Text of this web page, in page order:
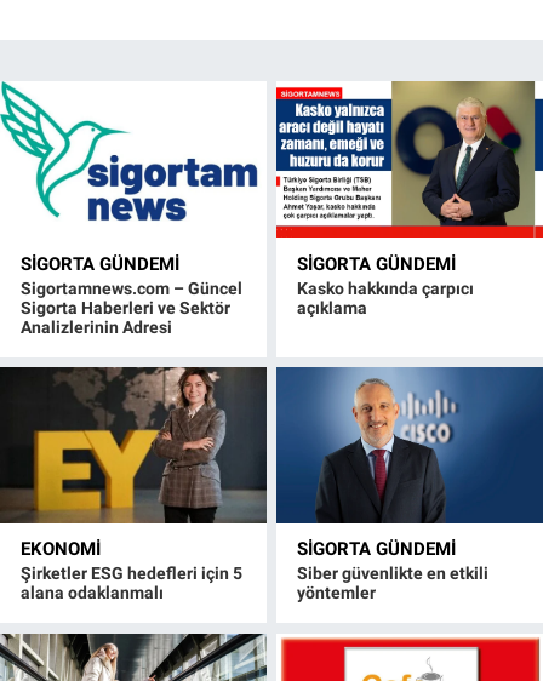
SIGORTA GÜNDEMI
Sigortamnews.com – Güncel
Sigorta Haberleri ve Sektör
Analizlerinin Adresi
SIGORTA GÜNDEMI
Kasko hakkında çarpıcı
açıklama
EKONOMI
Şirketler ESG hedefleri için 5
alana odaklanmalı
SIGORTA GÜNDEMI
Siber güvenlikte en etkili
yöntemler